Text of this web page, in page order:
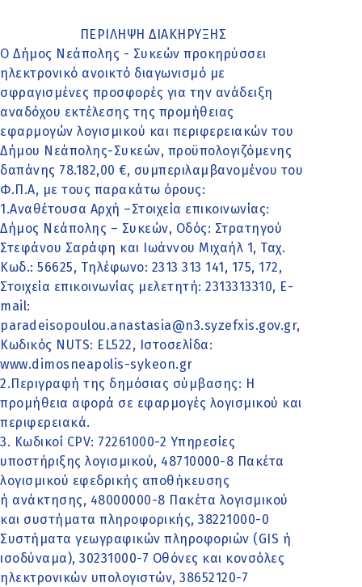
ΠΕΡΙΛΗΨΗ ΔΙΑΚΗΡΥΞΗΣ
Ο Δήμος Νεάπολης - Συκεών προκηρύσσει
ηλεκτρονικό ανοικτό διαγωνισμό με
σφραγισμένες προσφορές για την ανάδειξη
αναδόχου εκτέλεσης της προμήθειας
εφαρμογών λογισμικού και περιφερειακών του
Δήμου Νεάπολης-Συκεών, προϋπολογιζόμενης
δαπάνης 78.182,00 €, συμπεριλαμβανομένου του
Φ.Π.Α, με τους παρακάτω όρους:
1.Αναθέτουσα Αρχή –Στοιχεία επικοινωνίας:
Δήμος Νεάπολης – Συκεών, Οδός: Στρατηγού
Στεφάνου Σαράφη και Ιωάννου Μιχαήλ 1, Ταχ.
Κωδ.: 56625, Τηλέφωνο: 2313 313 141, 175, 172,
Στοιχεία επικοινωνίας μελετητή: 2313313310, Ε-
mail:
paradeisopoulou.anastasia@n3.syzefxis.gov.gr,
Κωδικός ΝUTS: EL522, Ιστοσελίδα:
www.dimosneapolis-sykeon.gr
2.Περιγραφή της δημόσιας σύμβασης: Η
προμήθεια αφορά σε εφαρμογές λογισμικού και
περιφερειακά.
3. Κωδικοί CPV: 72261000-2 Υπηρεσίες
υποστήριξης λογισμικού, 48710000-8 Πακέτα
λογισμικού εφεδρικής αποθήκευσης
ή ανάκτησης, 48000000-8 Πακέτα λογισμικού
και συστήματα πληροφορικής, 38221000-0
Συστήματα γεωγραφικών πληροφοριών (GIS ή
ισοδύναμα), 30231000-7 Οθόνες και κονσόλες
ηλεκτρονικών υπολογιστών, 38652120-7